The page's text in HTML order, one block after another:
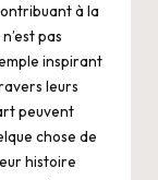
à la
pas
inspirant
leurs
peuvent
chose de
histoire